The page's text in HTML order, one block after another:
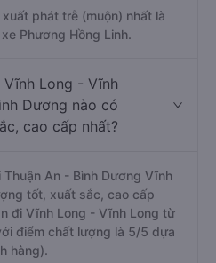
phát trễ (muộn) nhất là
Phương Hồng Linh.
Vĩnh Long - Vĩnh
Dương nào có
cao cấp nhất?
An - Bình Dương Vĩnh
tốt, xuất sắc, cao cấp
đi Vĩnh Long - Vĩnh Long từ
điểm chất lượng là 5/5 dựa
hàng).